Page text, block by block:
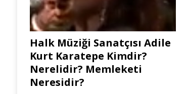
Halk Müziği Sanatçısı Adile
Kurt Karatepe Kimdir?
Nerelidir? Memleketi
Neresidir?